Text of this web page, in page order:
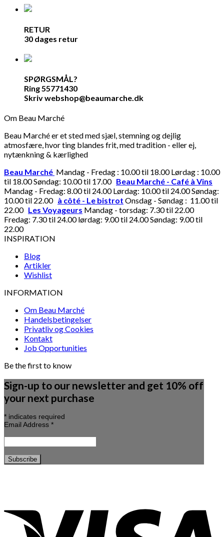
RETUR
30 dages retur
SPØRGSMÅL?
Ring 55771430
Skriv webshop@beaumarche.dk
Om Beau Marché
Beau Marché er et sted med sjæl, stemning og dejlig
atmosfære, hvor ting blandes frit, med tradition - eller ej,
nytænkning & kærlighed
Beau Marché Mandag - Fredag : 10.00 til 18.00 Lørdag : 10.00
til 18.00 Søndag: 10.00 til 17.00 Beau Marché - Café à Vins
Mandag - Fredag: 8.00 til 24.00 Lørdag: 10.00 til 24.00 Søndag:
10.00 til 22.00 à côté - Le bistrot Onsdag - Søndag : 11.00 til
22.00 Les Voyageurs Mandag - torsdag: 7.30 til 22.00
Fredag: 7.30 til 24.00 lørdag: 9.00 til 24.00 Søndag: 9.00 til
22.00
INSPIRATION
Blog
Artikler
Wishlist
INFORMATION
Om Beau Marché
Handelsbetingelser
Privatliv og Cookies
Kontakt
Job Opportunities
Be the first to know
Sign-up to our newsletter and get 10% off
your next purchase
* indicates required
Email Address *